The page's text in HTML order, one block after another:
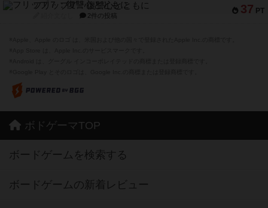
37 PT
フリップ７：復讐心とともに
2件の投稿
ボドゲーマTOP
ボードゲームを検索する
ボードゲームの新着レビュー